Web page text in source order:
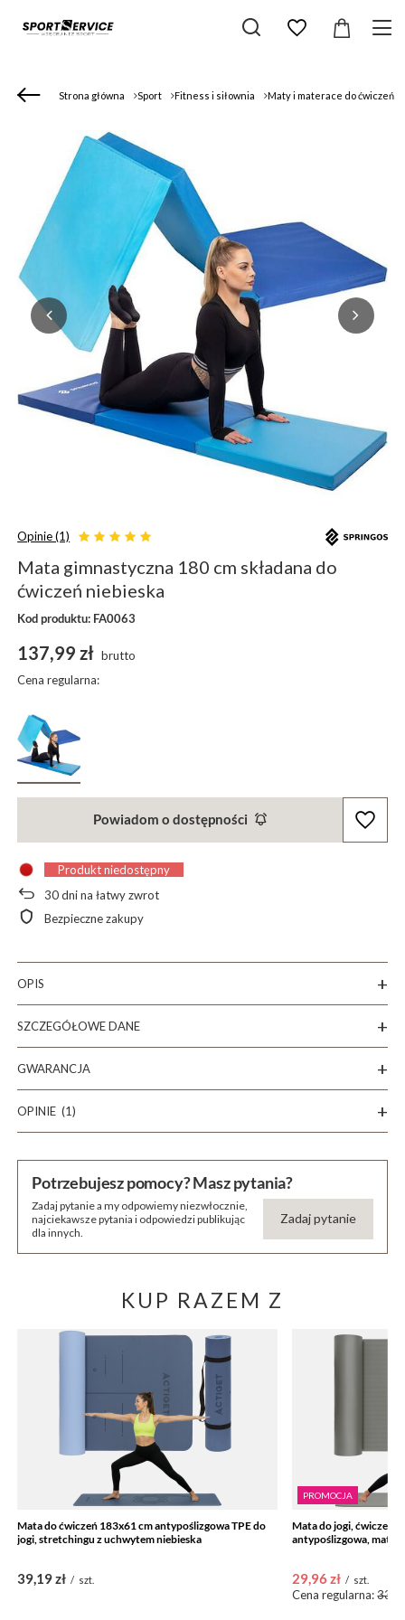
Strona główna Sport Fitness i siłownia Maty i materace do ćwiczeń
Opinie (1)
Mata gimnastyczna 180 cm składana do
ćwiczeń niebieska
Kod produktu: FA0063
137,99 zł brutto
Cena regularna:
Powiadom o dostępności
Produkt niedostępny
30dni na łatwy zwrot
Bezpieczne zakupy
OPIS
SZCZEGÓŁOWE DANE
GWARANCJA
OPINIE (1)
Potrzebujesz pomocy? Masz pytania?
Zadaj pytanie a my odpowiemy niezwłocznie,
najciekawsze pytania i odpowiedzi publikując
dla innych.
Zadaj pytanie
KUP RAZEM Z
Mata do ćwiczeń 183x61 cm antypoślizgowa TPE do
jogi, stretchingu z uchwytem niebieska
39,19 zł / szt.
PROMOCJA
Mata do jogi, ćwiczeń
antypoślizgowa,
29,96 zł / szt.
Cena regularna: